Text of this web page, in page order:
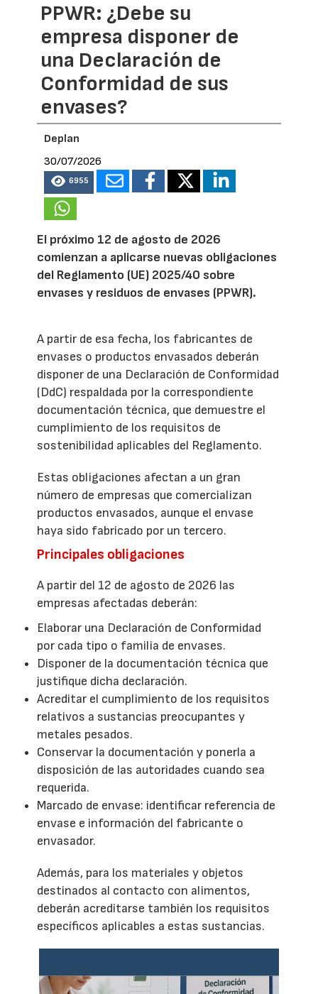
PPWR: ¿Debe su
empresa disponer de
una Declaración de
Conformidad de sus
envases?
Deplan
30/07/2026
6955
El próximo 12 de agosto de 2026
comienzan a aplicarse nuevas obligaciones
del Reglamento (UE) 2025/40 sobre
envases y residuos de envases (PPWR).
A partir de esa fecha, los fabricantes de
envases o productos envasados deberán
disponer de una Declaración de Conformidad
(DdC) respaldada por la correspondiente
documentación técnica, que demuestre el
cumplimiento de los requisitos de
sostenibilidad aplicables del Reglamento.
Estas obligaciones afectan a un gran
número de empresas que comercializan
productos envasados, aunque el envase
haya sido fabricado por un tercero.
Principales obligaciones
A partir del 12 de agosto de 2026 las
empresas afectadas deberán:
Elaborar una Declaración de Conformidad
por cada tipo o familia de envases.
Disponer de la documentación técnica que
justifique dicha declaración.
Acreditar el cumplimiento de los requisitos
relativos a sustancias preocupantes y
metales pesados.
Conservar la documentación y ponerla a
disposición de las autoridades cuando sea
requerida.
Marcado de envase: identificar referencia de
envase e información del fabricante o
envasador.
Además, para los materiales y objetos
destinados al contacto con alimentos,
deberán acreditarse también los requisitos
específicos aplicables a estas sustancias.